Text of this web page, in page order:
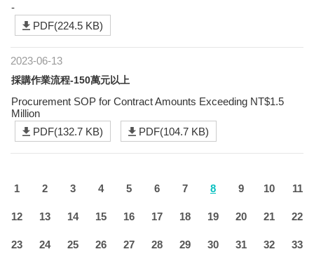
-
PDF(224.5 KB)
2023-06-13
採購作業流程-150萬元以上
Procurement SOP for Contract Amounts Exceeding NT$1.5
Million
PDF(132.7 KB)
PDF(104.7 KB)
1 2 3 4 5 6 7 8 9 10 11
12 13 14 15 16 17 18 19 20 21 22
23 24 25 26 27 28 29 30 31 32 33